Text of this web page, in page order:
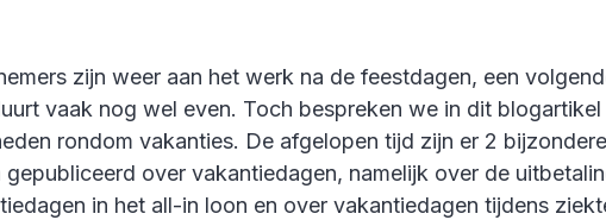
zijn weer aan het werk na de feestdagen, een
vaak nog wel even. Toch bespreken we in dit blogartikel
rondom vakanties. De afgelopen tijd zijn er 2 bijzondere
gepubliceerd over vakantiedagen, namelijk over de
in het all-in loon en over vakantiedagen tijdens